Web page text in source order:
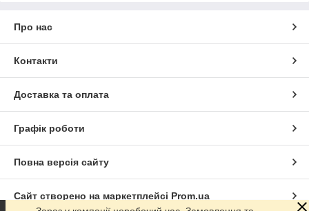
Про нас
Контакти
Доставка та оплата
Графік роботи
Повна версія сайту
Сайт створено на маркетплейсі Prom.ua